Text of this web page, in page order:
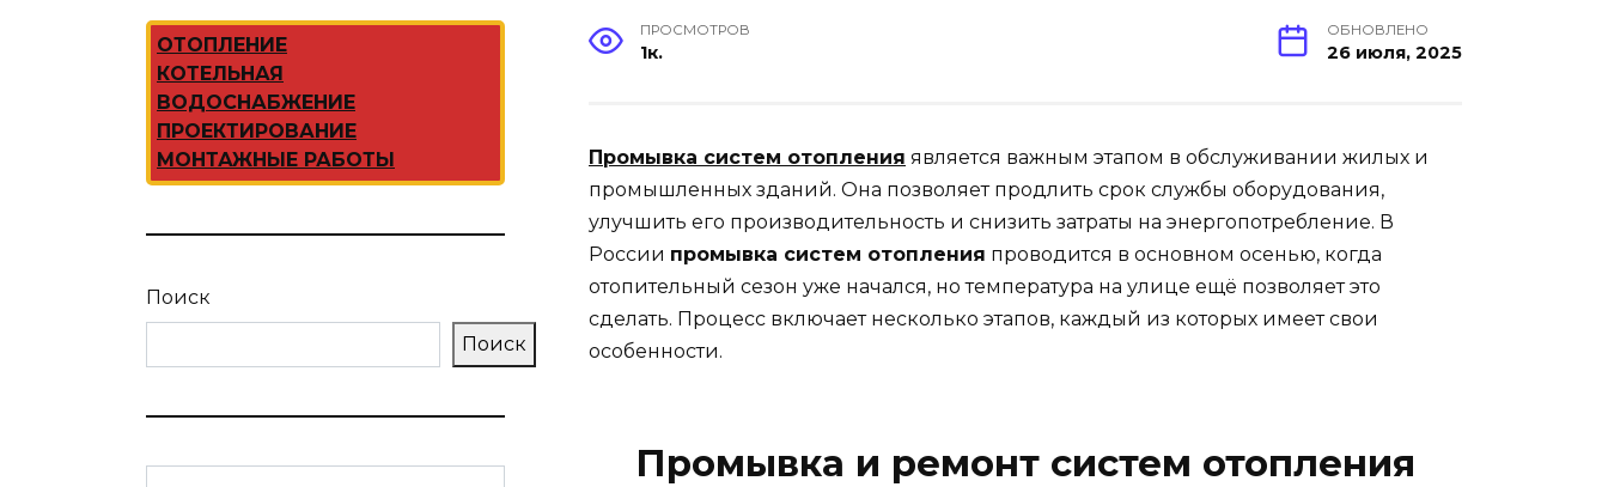
ПРОСМОТРОВ
1к.
ОБНОВЛЕНО
26 июля, 2025
Промывка систем отопления является важным этапом в обслуживании жилых и
промышленных зданий. Она позволяет продлить срок службы оборудования,
улучшить его производительность и снизить затраты на энергопотребление. В
России промывка систем отопления проводится в основном осенью, когда
отопительный сезон уже начался, но температура на улице ещё позволяет это
сделать. Процесс включает несколько этапов, каждый из которых имеет свои
особенности.
Промывка и ремонт систем отопления
ОТОПЛЕНИЕ
КОТЕЛЬНАЯ
ВОДОСНАБЖЕНИЕ
ПРОЕКТИРОВАНИЕ
МОНТАЖНЫЕ РАБОТЫ
Поиск
Поиск